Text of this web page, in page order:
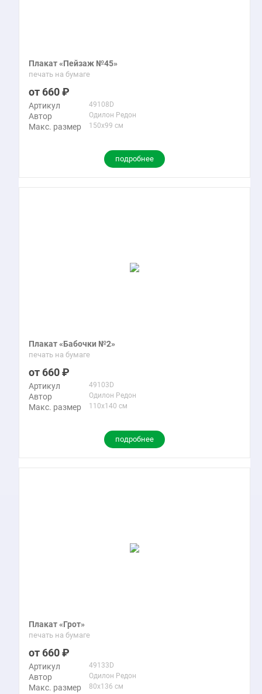
Плакат «Пейзаж №45»
печать на бумаге
660
Артикул 49108D
Автор Одилон Редон
Макс. размер 150x99 см
подробнее
Плакат «Бабочки №2»
печать на бумаге
660
Артикул 49103D
Автор Одилон Редон
Макс. размер 110x140 см
подробнее
Плакат «Грот»
печать на бумаге
660
Артикул 49133D
Автор Одилон Редон
Макс. размер 80x136 см